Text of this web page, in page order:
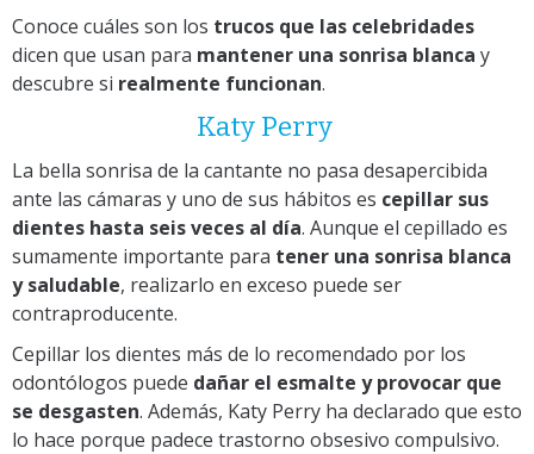
Conoce cuáles son los trucos que las celebridades
dicen que usan para mantener una sonrisa blanca y
descubre si realmente funcionan.
Katy Perry
La bella sonrisa de la cantante no pasa desapercibida
ante las cámaras y uno de sus hábitos es cepillar sus
dientes hasta seis veces al día. Aunque el cepillado es
sumamente importante para tener una sonrisa blanca
y saludable, realizarlo en exceso puede ser
contraproducente.
Cepillar los dientes más de lo recomendado por los
odontólogos puede dañar el esmalte y provocar que
se desgasten. Además, Katy Perry ha declarado que esto
lo hace porque padece trastorno obsesivo compulsivo.